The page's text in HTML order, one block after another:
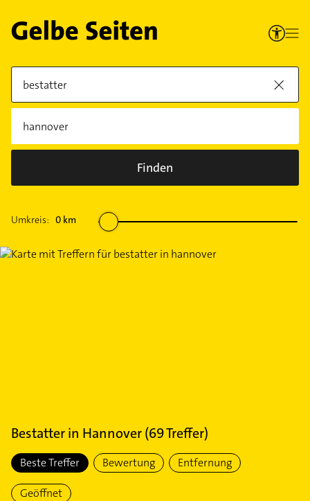
Finden
Umkreis: 0 km
Bestatterin Hannover(69Treffer)
Beste Treffer Bewertung Entfernung
Geöffnet